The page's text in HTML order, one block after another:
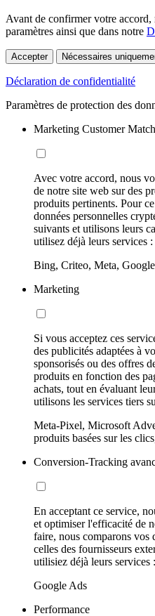
Avant de confirmer votre accord,
paramètres ainsi que dans notre
Accepter Nécessaires
Déclaration de confidentialité
Paramètres de protection des
Marketing Customer Match
Avec votre accord, nous
de notre site web sur des
produits pertinents. Pour
données personnelles
suivants et utilisons leurs
utilisez déjà leurs services :
Bing, Criteo, Meta,
Marketing
Si vous acceptez ces
des publicités adaptées à
sponsorisés ou des offres
produits en fonction des
achats, tout en évaluant
utilisons les services tiers
Meta-Pixel, Microsoft
produits basées sur les
Conversion-Tracking
En acceptant ce service,
et optimiser l'efficacité de
faire, nous comparons vos
celles des fournisseurs
utilisiez déjà leurs services :
Google Ads
Performance